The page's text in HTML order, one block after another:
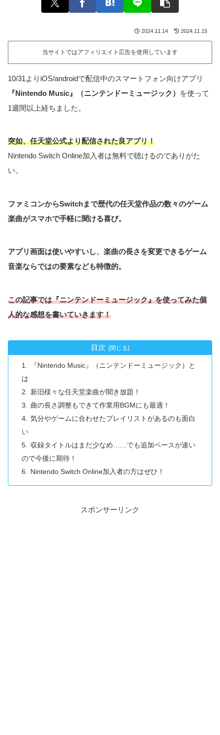
2024.11.14 2024.11.15
当サイトではアフィリエイト広告を使用しています
10/31よりiOS/androidで配信中のスマートフォン向けアプリ
『Nintendo Music』（ニンテンドーミュージック）
を使って
1週間以上経ちました。
突如、任天堂公式より配信された良アプリ！
Nintendo Switch Online加入者は無料で聴けるのでありがた
い。
ファミコンからSwitchまで歴代の任天堂作品の数々のゲーム
楽曲がスマホで手軽に聞ける喜び。
アプリ画面は使いやすいし、楽曲の長さを変更できるゲーム
音楽ならではの要素なども特徴的。
この記事では『ニンテンドーミュージック』を使ってみた個
人的な感想を書いていきます！
目次
『Nintendo Music』（ニンテンドーミュージック）と
は
新旧様々な任天堂楽曲が聞き放題！
曲の長さ調整もできて作業用BGMにも最適！
気分やゲームに合わせたプレイリストがあるのも面白
い
収録タイトルはまだ少なめ……でも追加ペースが速い
ので今後に期待！
Nintendo Switch Online加入者の方はぜひ！
スポンサーリンク